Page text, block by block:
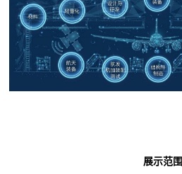
展示范围